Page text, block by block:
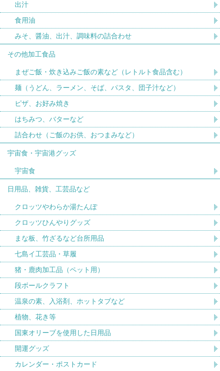
出汁
食用油
みそ、醤油、出汁、調味料の詰合わせ
その他加工食品
まぜご飯・炊き込みご飯の素など（レトルト食品含む）
麺（うどん、ラーメン、そば、パスタ、団子汁など）
ピザ、お好み焼き
はちみつ、バターなど
詰合わせ（ご飯のお供、おつまみなど）
宇宙食・宇宙港グッズ
宇宙食
日用品、雑貨、工芸品など
クロッツやわらか湯たんぽ
クロッツひんやりグッズ
まな板、竹ざるなど台所用品
七島イ工芸品・草履
猪・鹿肉加工品（ペット用）
段ボールクラフト
温泉の素、入浴剤、ホットタブなど
植物、花き等
国東オリーブを使用した日用品
開運グッズ
カレンダー・ポストカード